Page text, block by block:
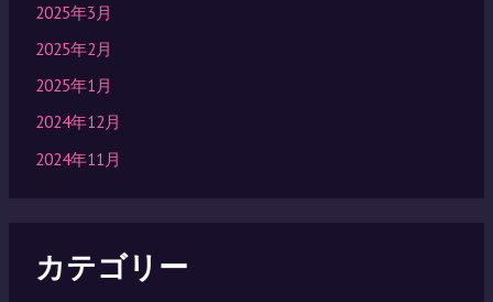
2025年3月
2025年2月
2025年1月
2024年12月
2024年11月
カテゴリー